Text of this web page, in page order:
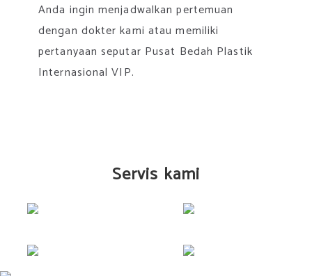
Anda ingin menjadwalkan pertemuan
dengan dokter kami atau memiliki
pertanyaan seputar Pusat Bedah Plastik
Internasional VIP.
Servis kami